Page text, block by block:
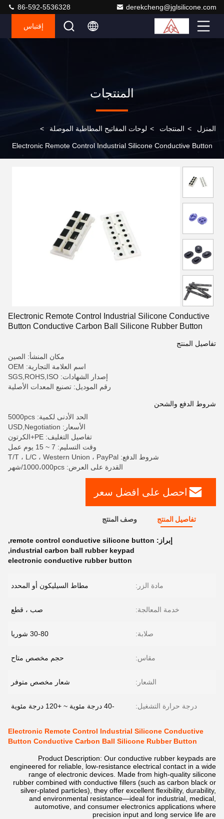
derekcheng@jglsilicone.com
86-592-5536328
إقتباس
المنتجات
المنزل > المنتجات > لوحات المفاتيح المطاطية الموصلة >
Electronic Remote Control Industrial Silicone Conductive Button
Electronic Remote Control Industrial Silicone Conductive
Button Conductive Carbon Ball Silicone Rubber Button
تفاصيل المنتج
مكان المنشأ: الصين
اسم العلامة التجارية: OEM
إصدار الشهادات: SGS,ROHS,ISO
رقم الموديل: تصنيع المعدات الأصلية
شروط الدفع والشحن
الحد الأدنى لكمية: 5000pcs
الأسعار: USD,Negotiation
تفاصيل التغليف: PE+الكرتون
وقت التسليم: 7 ~ 15 يوم عمل
شروط الدفع: T/T ، L/C ، Western Union ، PayPal
القدرة على العرض: 1000،000pcs/شهر
احصل على افضل سعر
تفاصيل المنتج وصف المنتج
إبراز: remote control conductive silicone button
,
industrial carbon ball rubber keypad
,
electronic conductive rubber button
مادة الزر: مطاط السيليكون أو المحدد
خدمة المعالجة: صب ، قطع
صلابة: 30-80 شوريا
مقاس: حجم مخصص متاح
الشعار: شعار مخصص متوفر
درجة حرارة التشغيل: -40 درجة مئوية ~ +120 درجة مئوية
Electronic Remote Control Industrial Silicone Conductive
Button Conductive Carbon Ball Silicone Rubber Button
Product Description: Our conductive rubber keypads are
engineered for reliable, low-resistance electrical contact in a wide
range of electronic devices. Made from high-quality silicone
rubber combined with conductive fillers (such as carbon black or
silver-plated particles), they offer excellent flexibility, durability,
and environmental resistance—ideal for industrial, medical,
automotive, and consumer electronics applications where
precision input and long service life are